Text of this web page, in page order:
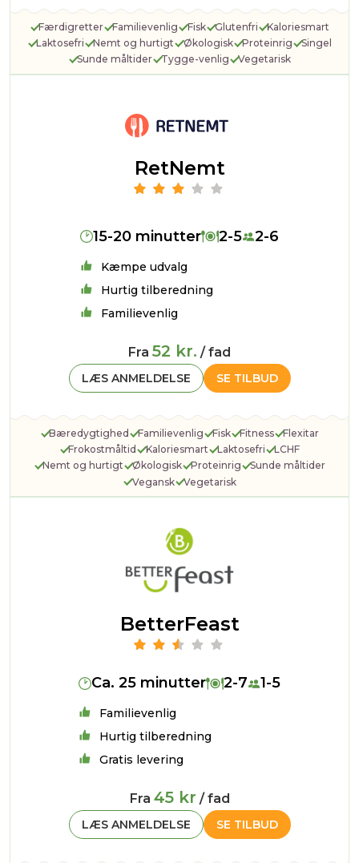
Færdigretter Familievenlig Fisk Glutenfri
Kaloriesmart
Laktosefri
Nemt og hurtigt Økologisk Proteinrig
Singel
Sunde måltider
Tygge-venlig Vegetarisk
RetNemt
15-20 minutter 2-5 2-6
Kæmpe udvalg
Hurtig tilberedning
Familievenlig
Fra 52 kr. / fad
SE TILBUD
LÆS ANMELDELSE
Bæredygtighed Familievenlig Fisk Fitness
Flexitar
Frokostmåltid
Kaloriesmart Laktosefri
LCHF
Nemt og hurtigt
Økologisk Proteinrig
Sunde måltider
Vegansk
Vegetarisk
BetterFeast
Ca. 25 minutter 2-7 1-5
Familievenlig
Hurtig tilberedning
Gratis levering
Fra 45 kr / fad
SE TILBUD
LÆS ANMELDELSE